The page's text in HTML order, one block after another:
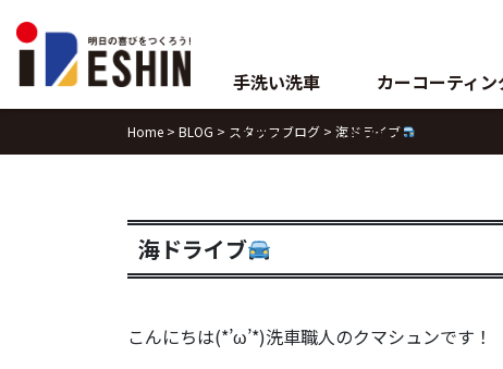
to
content
手洗い洗車 カーコーティン
ブログ 会社案内
Home > BLOG > スタッフブログ > 海ドライブ
海ドライブ
こんにちは(*’ω’*)洗車職人のクマシュンです！